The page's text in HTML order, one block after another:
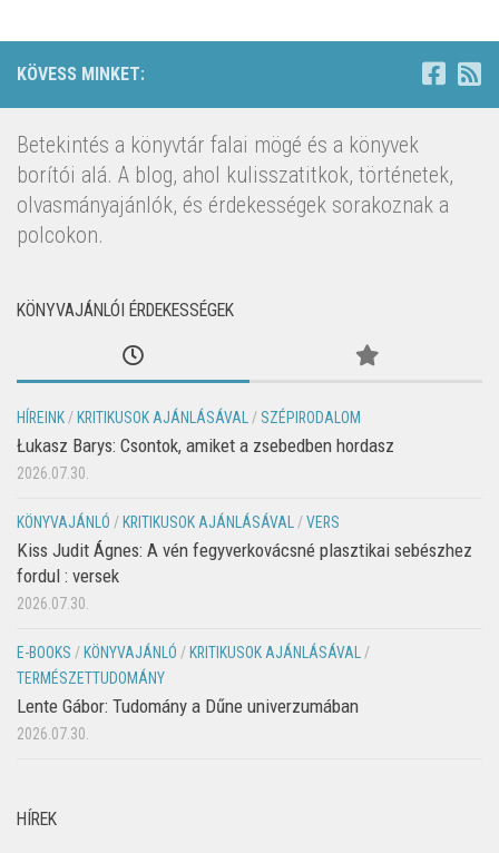
KÖVESS MINKET:
Betekintés a könyvtár falai mögé és a könyvek
borítói alá. A blog, ahol kulisszatitkok, történetek,
olvasmányajánlók, és érdekességek sorakoznak a
polcokon.
KÖNYVAJÁNLÓI ÉRDEKESSÉGEK
HÍREINK /KRITIKUSOK AJÁNLÁSÁVAL / SZÉPIRODALOM
Łukasz Barys: Csontok, amiket a zsebedben hordasz
2026.07.30.
KÖNYVAJÁNLÓ /KRITIKUSOK AJÁNLÁSÁVAL /VERS
Kiss Judit Ágnes: A vén fegyverkovácsné plasztikai sebészhez
fordul : versek
2026.07.30.
E-BOOKS /KÖNYVAJÁNLÓ /KRITIKUSOK AJÁNLÁSÁVAL /
TERMÉSZETTUDOMÁNY
Lente Gábor: Tudomány a Dűne univerzumában
2026.07.30.
HÍREK